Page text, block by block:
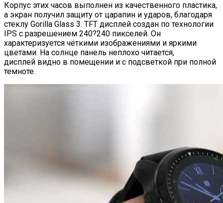
Корпус этих часов выполнен из качественного пластика,
а экран получил защиту от царапин и ударов, благодаря
стеклу Gorilla Glass 3. TFT дисплей создан по технологии
IPS с разрешением 240?240 пикселей. Он
характеризуется чёткими изображениями и яркими
цветами. На солнце панель неплохо читается,
дисплей видно в помещении и с подсветкой при полной
темноте.